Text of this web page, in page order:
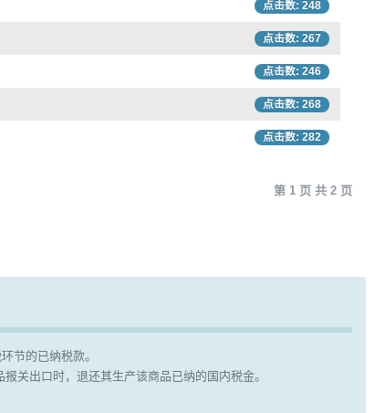
点击数: 248
点击数: 267
点击数: 246
点击数: 268
点击数: 282
第 1 页 共 2 页
节的已纳税款。
关出口时，退还其生产该商品已纳的国内税金。